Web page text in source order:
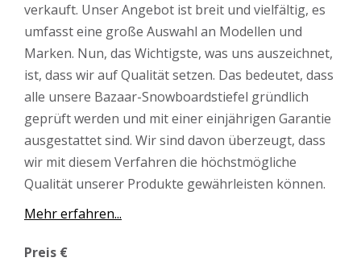
verkauft. Unser Angebot ist breit und vielfältig, es
umfasst eine große Auswahl an Modellen und
Marken. Nun, das Wichtigste, was uns auszeichnet,
ist, dass wir auf Qualität setzen. Das bedeutet, dass
alle unsere Bazaar-Snowboardstiefel gründlich
geprüft werden und mit einer einjährigen Garantie
ausgestattet sind. Wir sind davon überzeugt, dass
wir mit diesem Verfahren die höchstmögliche
Qualität unserer Produkte gewährleisten können.
Mehr erfahren...
Preis €